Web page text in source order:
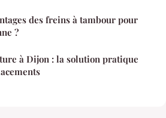
des freins à tambour pour
?
à Dijon : la solution pratique